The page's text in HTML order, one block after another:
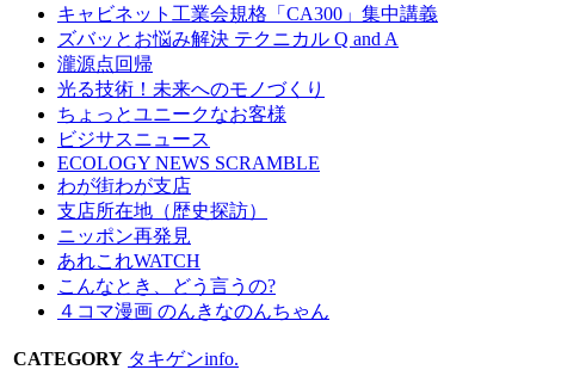
キャビネット工業会規格「CA300」集中講義
ズバッとお悩み解決 テクニカル Q and A
瀧源点回帰
光る技術！未来へのモノづくり
ちょっとユニークなお客様
ビジサスニュース
ECOLOGY NEWS SCRAMBLE
わが街わが支店
支店所在地（歴史探訪）
ニッポン再発見
あれこれWATCH
こんなとき、どう言うの?
４コマ漫画 のんきなのんちゃん
CATEGORY タキゲンinfo.